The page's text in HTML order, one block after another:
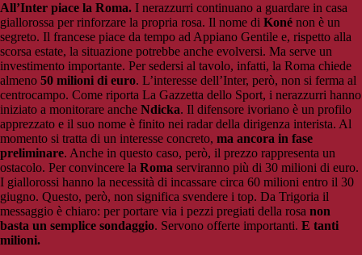
All’Inter piace la Roma. I nerazzurri continuano a guardare in casa
giallorossa per rinforzare la propria rosa. Il nome di Koné non è un
segreto. Il francese piace da tempo ad Appiano Gentile e, rispetto alla
scorsa estate, la situazione potrebbe anche evolversi. Ma serve un
investimento importante. Per sedersi al tavolo, infatti, la Roma chiede
almeno 50 milioni di euro. L’interesse dell’Inter, però, non si ferma al
centrocampo. Come riporta La Gazzetta dello Sport, i nerazzurri hanno
iniziato a monitorare anche Ndicka. Il difensore ivoriano è un profilo
apprezzato e il suo nome è finito nei radar della dirigenza interista. Al
momento si tratta di un interesse concreto, ma ancora in fase
preliminare. Anche in questo caso, però, il prezzo rappresenta un
ostacolo. Per convincere la Roma serviranno più di 30 milioni di euro.
I giallorossi hanno la necessità di incassare circa 60 milioni entro il 30
giugno. Questo, però, non significa svendere i top. Da Trigoria il
messaggio è chiaro: per portare via i pezzi pregiati della rosa non
basta un semplice sondaggio. Servono offerte importanti. E tanti
milioni.